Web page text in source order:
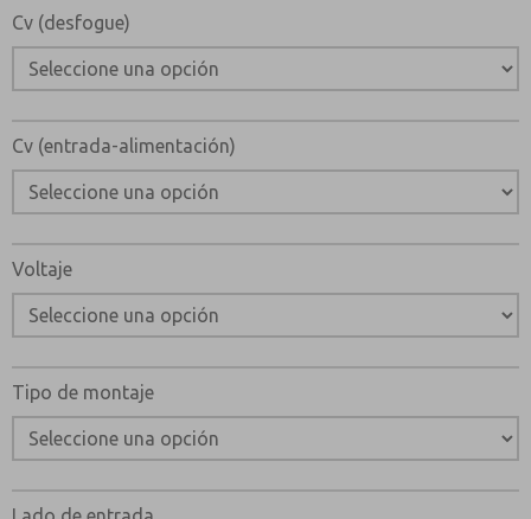
Cv (desfogue)
Cv (entrada-alimentación)
Voltaje
Tipo de montaje